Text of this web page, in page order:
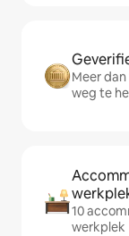
Meer
weg te
10
werkplek